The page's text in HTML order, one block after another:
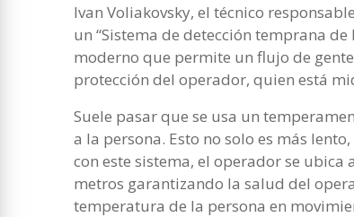
Ivan Voliakovsky, el técnico
un “Sistema de detección temprana
moderno que permite un flujo de
protección del operador, quien está
Suele pasar que se usa un
a la persona. Esto no solo es más
con este sistema, el operador se
metros garantizando la salud del
temperatura de la persona en